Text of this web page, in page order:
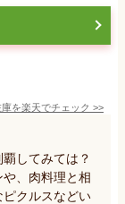
を楽天でチェック >>
してみては？
や、肉料理と相
クルスなどい